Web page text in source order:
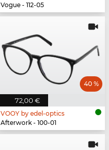
Vogue - 112-05
72,00 €
40 %
VOOY by edel-optics
Afterwork - 100-01